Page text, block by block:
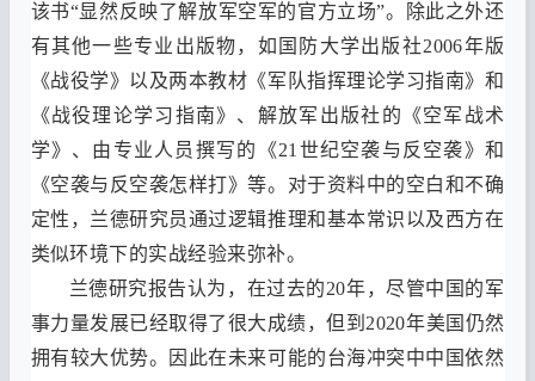
该书“显然反映了解放军空军的官方立场”。
除此之外还
有其他一些专业出版物， 如国防大学出版社2006年版
《战役学》 以及两本教材 《军队指挥理论学习指南》 和
《战役理论学习指南》、 解放军出版社的 《空军战术
学》、 由专业人员撰写的 《21世纪空袭与反空袭》 和
《空袭与反空袭怎样打 》等。 对于资料中的空白和不确
定性 ， 兰德研究员通过逻辑推理和基本常识以及西方在
类似环境下的实战经验来弥补。
兰德研究报告认为 ， 在过去的20年，尽管中国的军
事力量发展已经取得了很大成绩，但到2020年美国仍然
拥有较大优势。
因此在未来可能的台海冲突中中国依然